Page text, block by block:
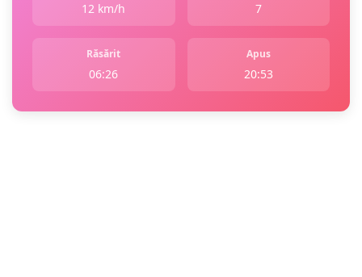
12 km/h 7
Răsărit
06:26
Apus
20:53